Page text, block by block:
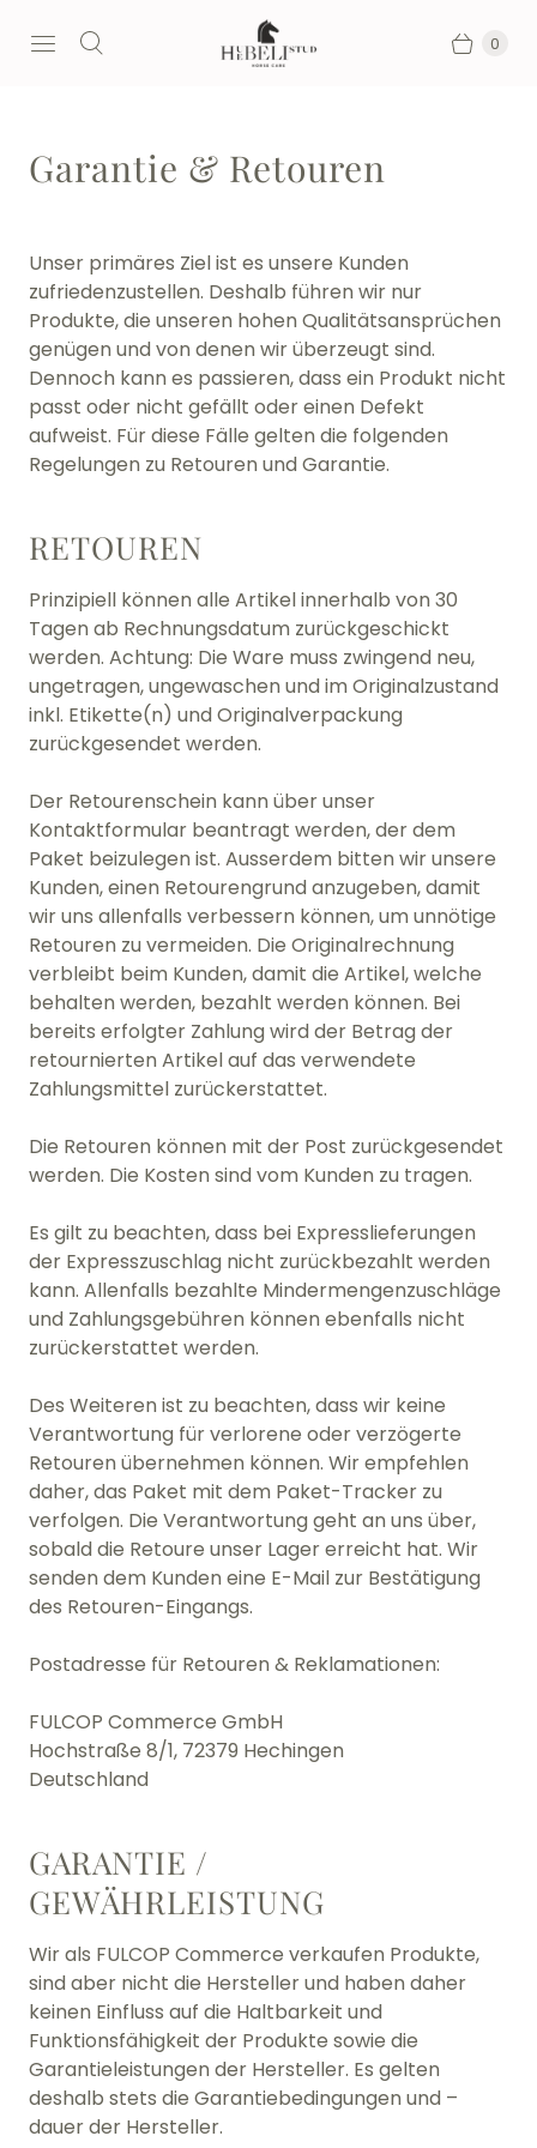
0
Garantie & Retouren
Unser primäres Ziel ist es unsere Kunden
zufriedenzustellen. Deshalb führen wir nur
Produkte, die unseren hohen Qualitätsansprüchen
genügen und von denen wir überzeugt sind.
Dennoch kann es passieren, dass ein Produkt nicht
passt oder nicht gefällt oder einen Defekt
aufweist. Für diese Fälle gelten die folgenden
Regelungen zu Retouren und Garantie.
RETOUREN
Prinzipiell können alle Artikel innerhalb von 30
Tagen ab Rechnungsdatum zurückgeschickt
werden. Achtung: Die Ware muss zwingend neu,
ungetragen, ungewaschen und im Originalzustand
inkl. Etikette(n) und Originalverpackung
zurückgesendet werden.
Der Retourenschein kann über unser
Kontaktformular beantragt werden, der dem
Paket beizulegen ist. Ausserdem bitten wir unsere
Kunden, einen Retourengrund anzugeben, damit
wir uns allenfalls verbessern können, um unnötige
Retouren zu vermeiden. Die Originalrechnung
verbleibt beim Kunden, damit die Artikel, welche
behalten werden, bezahlt werden können. Bei
bereits erfolgter Zahlung wird der Betrag der
retournierten Artikel auf das verwendete
Zahlungsmittel zurückerstattet.
Die Retouren können mit der Post zurückgesendet
werden. Die Kosten sind vom Kunden zu tragen.
Es gilt zu beachten, dass bei Expresslieferungen
der Expresszuschlag nicht zurückbezahlt werden
kann. Allenfalls bezahlte Mindermengenzuschläge
und Zahlungsgebühren können ebenfalls nicht
zurückerstattet werden.
Des Weiteren ist zu beachten, dass wir keine
Verantwortung für verlorene oder verzögerte
Retouren übernehmen können. Wir empfehlen
daher, das Paket mit dem Paket-Tracker zu
verfolgen. Die Verantwortung geht an uns über,
sobald die Retoure unser Lager erreicht hat. Wir
senden dem Kunden eine E-Mail zur Bestätigung
des Retouren-Eingangs.
Postadresse für Retouren & Reklamationen:
FULCOP Commerce GmbH
Hochstraße 8/1, 72379 Hechingen
Deutschland
GARANTIE /
GEWÄHRLEISTUNG
Wir als FULCOP Commerce verkaufen Produkte,
sind aber nicht die Hersteller und haben daher
keinen Einfluss auf die Haltbarkeit und
Funktionsfähigkeit der Produkte sowie die
Garantieleistungen der Hersteller. Es gelten
deshalb stets die Garantiebedingungen und –
dauer der Hersteller.